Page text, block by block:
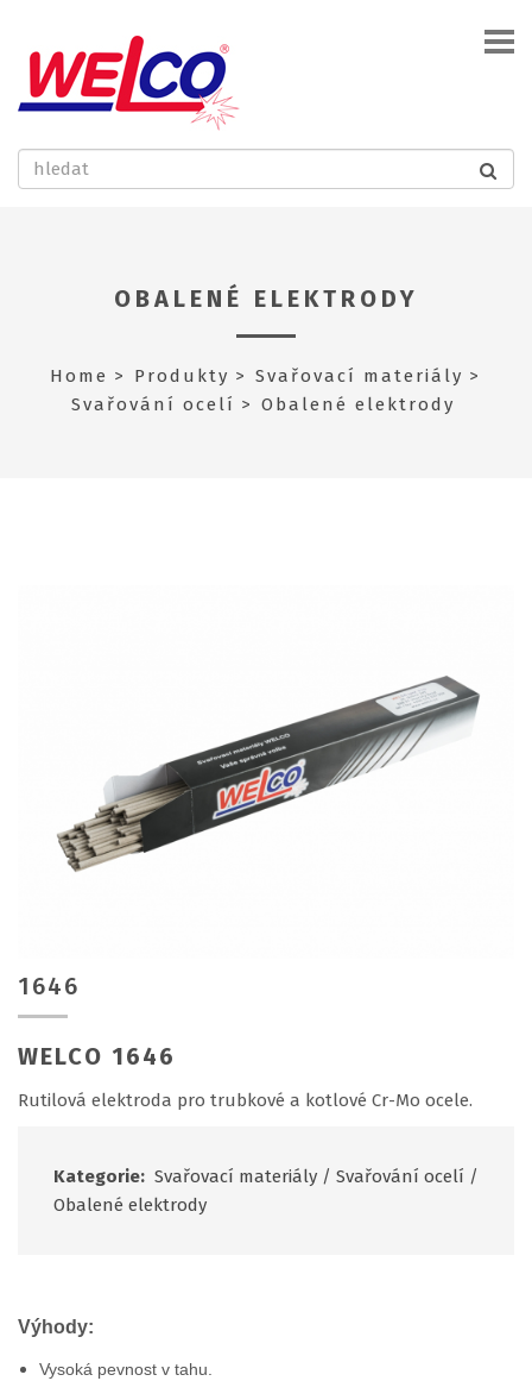
OBALENÉ ELEKTRODY
Home Produkty
Svařovací materiály
Svařování ocelí
Obalené elektrody
1646
WELCO 1646
Rutilová elektroda pro trubkové a kotlové Cr-Mo ocele.
Kategorie: Svařovací materiály / Svařování ocelí /
Obalené elektrody
Výhody:
Vysoká pevnost v tahu.